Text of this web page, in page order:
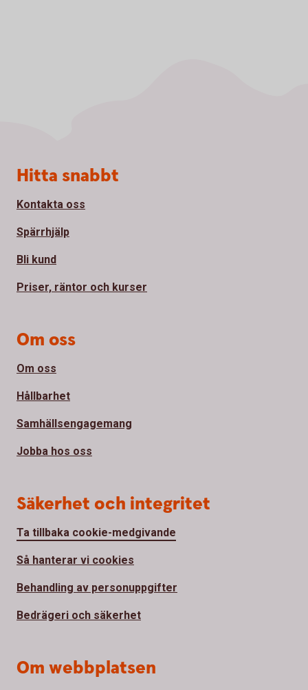
Sidfot
Hitta snabbt
Kontakta oss
Spärrhjälp
Bli kund
Priser, räntor och kurser
Om oss
Om oss
Hållbarhet
Samhällsengagemang
Jobba hos oss
Säkerhet och integritet
Ta tillbaka cookie-medgivande
Så hanterar vi cookies
Behandling av personuppgifter
Bedrägeri och säkerhet
Om webbplatsen